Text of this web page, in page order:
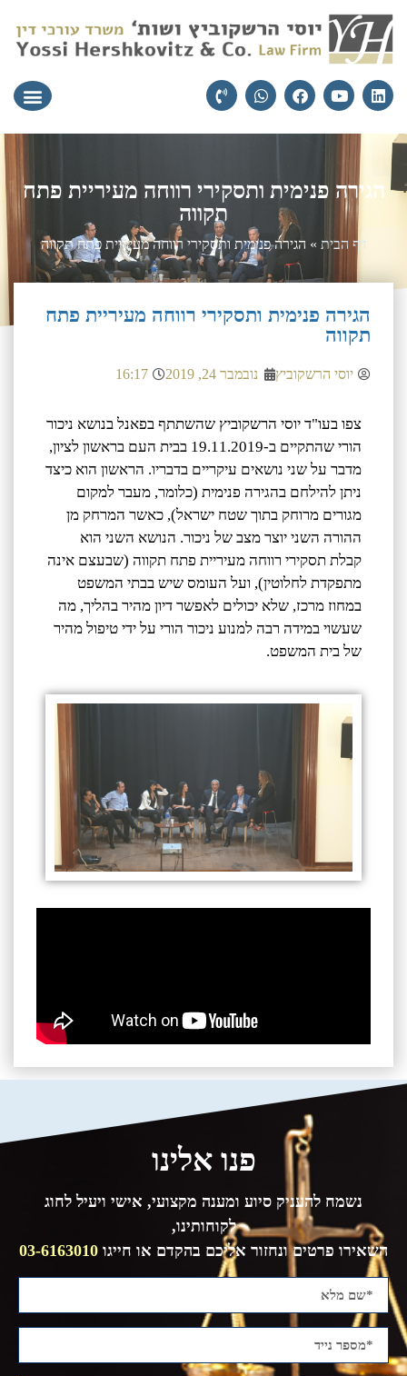
הגירה פנימית ותסקירי רווחה מעיריית פתח
תקווה
דף הבית » הגירה פנימית ותסקירי רווחה מעיריית פתח תקווה
הגירה פנימית ותסקירי רווחה מעיריית פתח
תקווה
יוסי הרשקוביץ נובמבר 24, 2019 16:17
צפו בעו"ד יוסי הרשקוביץ שהשתתף בפאנל בנושא ניכור
הורי שהתקיים ב-19.11.2019 בבית העם בראשון לציון,
מדבר על שני נושאים עיקריים בדבריו. הראשון הוא כיצד
ניתן להילחם בהגירה פנימית (כלומר, מעבר למקום
מגורים מרוחק בתוך שטח ישראל), כאשר המרחק מן
ההורה השני יוצר מצב של ניכור. הנושא השני הוא
קבלת תסקירי רווחה מעיריית פתח תקווה (שבעצם אינה
מתפקדת לחלוטין), ועל העומס שיש בבתי המשפט
במחוז מרכז, שלא יכולים לאפשר דיון מהיר בהליך, מה
שעשוי במידה רבה למנוע ניכור הורי על ידי טיפול מהיר
של בית המשפט.
פנו אלינו
נשמח להעניק סיוע ומענה מקצועי, אישי ויעיל לחוג
לקוחותינו,
השאירו פרטים ונחזור אליכם בהקדם או חייגו 03-6163010